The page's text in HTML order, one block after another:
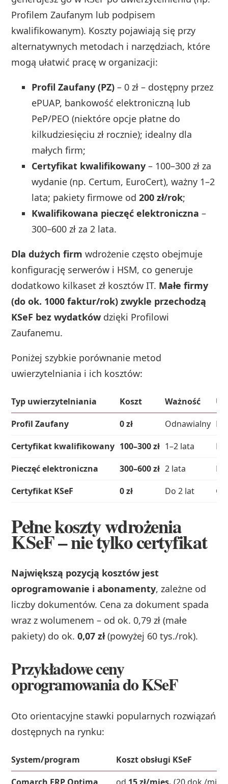
Profilem Zaufanym lub podpisem
kwalifikowanym). Koszty pojawiają się przy
alternatywnych metodach i narzędziach, które
mogą ułatwić pracę w organizacji:
Profil Zaufany (PZ) – 0 zł – dostępny przez
ePUAP, bankowość elektroniczną lub
PeP/PEO (niektóre opcje płatne do
kilkudziesięciu zł rocznie); idealny dla
małych firm;
Certyfikat kwalifikowany – 100–300 zł za
wydanie (np. Certum, EuroCert), ważny 1–2
lata; pakiety firmowe od200 zł/rok;
Kwalifikowana pieczęć elektroniczna –
300–600 zł za 2 lata.
Dla dużych firm wdrożenie często obejmuje
konfigurację serwerów i HSM, co generuje
dodatkowo kilkaset zł kosztów IT. Małe firmy
(do ok. 1000 faktur/rok) zwykle przechodzą
KSeF bez wydatków dzięki Profilowi
Zaufanemu.
Poniżej szybkie porównanie metod
uwierzytelniania i ich kosztów:
Typ uwierzytelniania Koszt Ważność
Profil Zaufany
0 zł Odnawialny
Certyfikat kwalifikowany 100–300 zł 1–2 lata
Pieczęć elektroniczna
300–600 zł 2 lata
Certyfikat KSeF
0 zł Do 2 lat
Pełne koszty wdrożenia
KSeF – nie tylko certyfikat
Największą pozycją kosztów jest
oprogramowanie i abonamenty, zależne od
liczby dokumentów. Cena za dokument spada
wraz z wolumenem – od ok. 0,79 zł (małe
pakiety) do ok.0,07 zł(powyżej 60 tys./rok).
Przykładowe ceny
oprogramowania do KSeF
Oto orientacyjne stawki popularnych rozwiązań
dostępnych na rynku:
System/program
Koszt obsługi KSeF